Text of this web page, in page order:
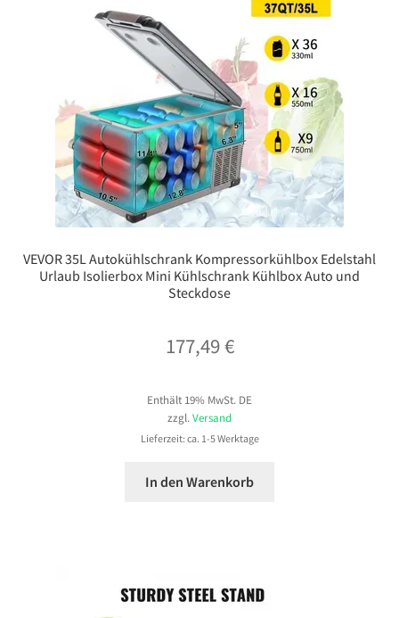
VEVOR 35L Autokühlschrank Kompressorkühlbox Edelstahl
Urlaub Isolierbox Mini Kühlschrank Kühlbox Auto und
Steckdose
177,49€
Enthält 19% MwSt. DE
zzgl.Versand
Lieferzeit: ca. 1-5 Werktage
In den Warenkorb